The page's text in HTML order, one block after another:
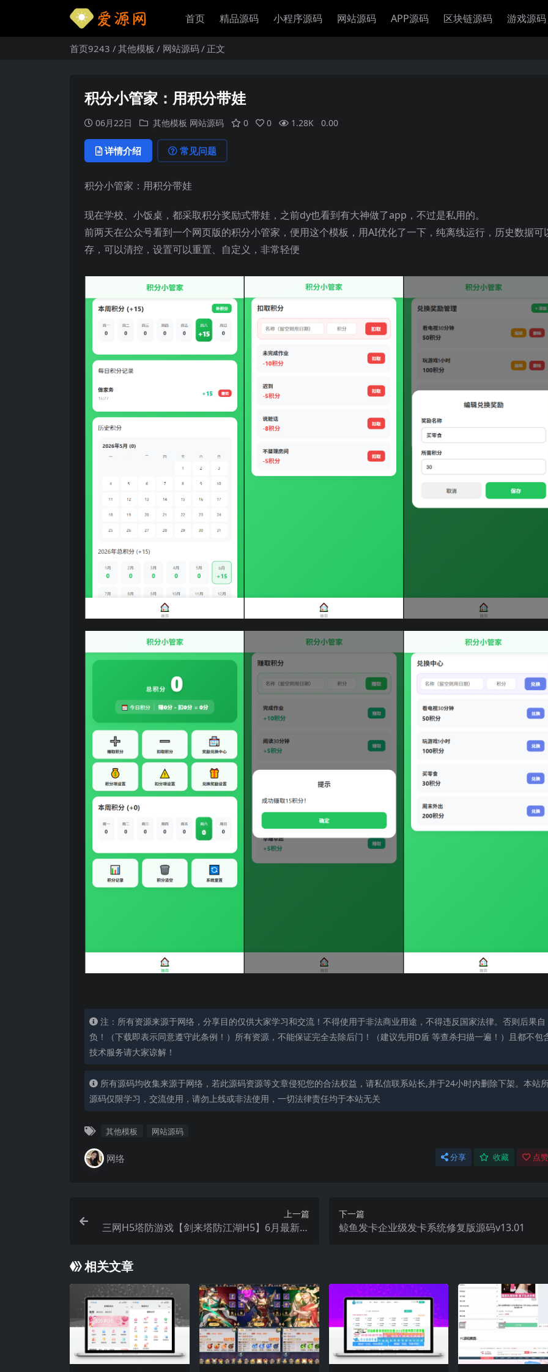
首页 精品源码 小程序源码 网站源码 APP源码 区块链源码 游戏源码
首页9243 其他模板 网站源码 正文
积分小管家：用积分带娃
06月22日 其他模板 网站源码 0 0 1.28K 0.00
详情介绍 常见问题
积分小管家：用积分带娃
现在学校、小饭桌，都采取积分奖励式带娃，之前dy也看到有大神做了app，不过是私用的。
前两天在公众号看到一个网页版的积分小管家，便用这个模板，用AI优化了一下，纯离线运行，历史数据可
存，可以清控，设置可以重置、自定义，非常轻便
注：所有资源来源于网络，分享目的仅供大家学习和交流！不得使用于非法商业用途，不得违反国家法律。否则后果自
负！（下载即表示同意遵守此条例！）所有资源，不能保证完全去除后门！（建议先用D盾 等查杀扫描一遍！）且都不包
技术服务请大家谅解！
所有源码均收集来源于网络，若此源码资源等文章侵犯您的合法权益，请私信联系站长,并于24小时内删除下架。本站
源码仅限学习，交流使用，请勿上线或非法使用，一切法律责任均于本站无关
其他模板 网站源码
网络 分享 收藏 点
上一篇
三网H5塔防游戏【剑来塔防江湖H5】6月最新整
下一篇
鲸鱼发卡企业级发卡系统修复版源码v13.01
相关文章